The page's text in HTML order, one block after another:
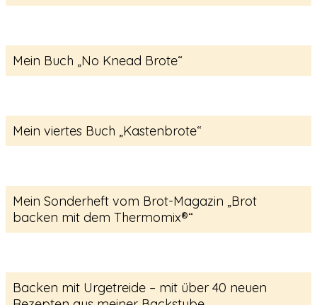
Mein Buch „No Knead Brote“
Mein viertes Buch „Kastenbrote“
Mein Sonderheft vom Brot-Magazin „Brot
backen mit dem Thermomix®“
Backen mit Urgetreide – mit über 40 neuen